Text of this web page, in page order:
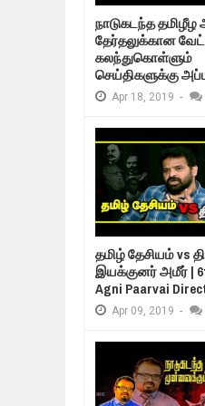
நாடுகடந்த தமிழீழ
தேர்தலுக்கான
கலந்துகொள்ளும்
செய்திகளுக்கு
Apr 18, 2019 -
தமிழ் தேசியம் vs
இயக்குனர் அமீர் |
Agni Paarvai
Apr 09, 2019 -